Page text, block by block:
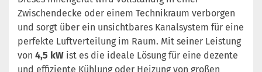
Zwischendecke oder einem Technikraum verborgen
und sorgt über ein unsichtbares Kanalsystem für eine
perfekte Luftverteilung im Raum. Mit seiner Leistung
von 4,5 kW ist es die ideale Lösung für eine dezente
und effiziente Kühlung oder Heizung von großen